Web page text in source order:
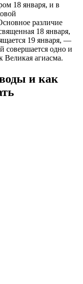
18 января, и в
различие
18 января,
19 января, —
совершается одно и
Великая агиасма.
и как